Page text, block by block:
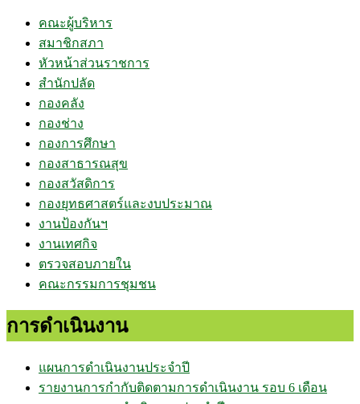
คณะผู้บริหาร
สมาชิกสภา
หัวหน้าส่วนราชการ
สำนักปลัด
กองคลัง
กองช่าง
กองการศึกษา
กองสาธารณสุข
กองสวัสดิการ
กองยุทธศาสตร์และงบประมาณ
งานป้องกันฯ
งานเทศกิจ
ตรวจสอบภายใน
คณะกรรมการชุมชน
การดำเนินงาน
แผนการดำเนินงานประจำปี
รายงานการกำกับติดตามการดำเนินงาน รอบ 6 เดือน